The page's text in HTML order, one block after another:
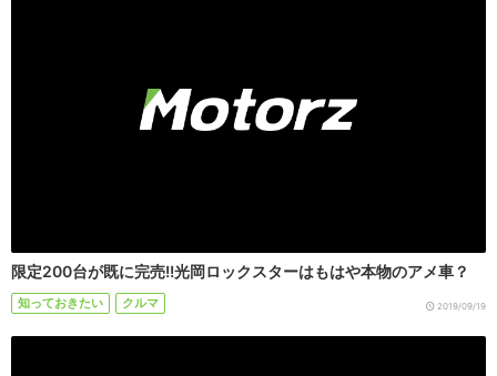
限定200台が既に完売!!光岡ロックスターはもはや本物のアメ車？
知っておきたい クルマ 2019/09/19